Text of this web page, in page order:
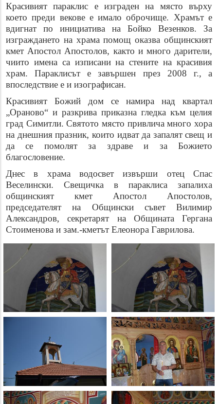
Красивият параклис е изграден на място върху
което преди векове е имало оброчище. Храмът е
вдигнат по инициатива на Бойко Везенков. За
изграждането на храма помощ оказва общинският
кмет Апостол Апостолов, както и много дарители,
чиито имена са изписани на стените на красивия
храм. Параклисът е завършен през 2008 г., а
впоследствие е и изографисан.
Красивият Божий дом се намира над квартал
„Ораново“ и разкрива приказна гледка към целия
град Симитли. Святото място привлича много хора
на днешния празник, които идват да запалят свещ и
да се помолят за здраве и за Божието
благословение.
Днес в храма водосвет извърши отец Спас
Веселински. Свещичка в параклиса запалиха
общинският кмет Апостол Апостолов,
председателят на Общински съвет Вилимир
Александров, секретарят на Общината Гергана
Стоименова и зам.-кметът Елеонора Гаврилова.